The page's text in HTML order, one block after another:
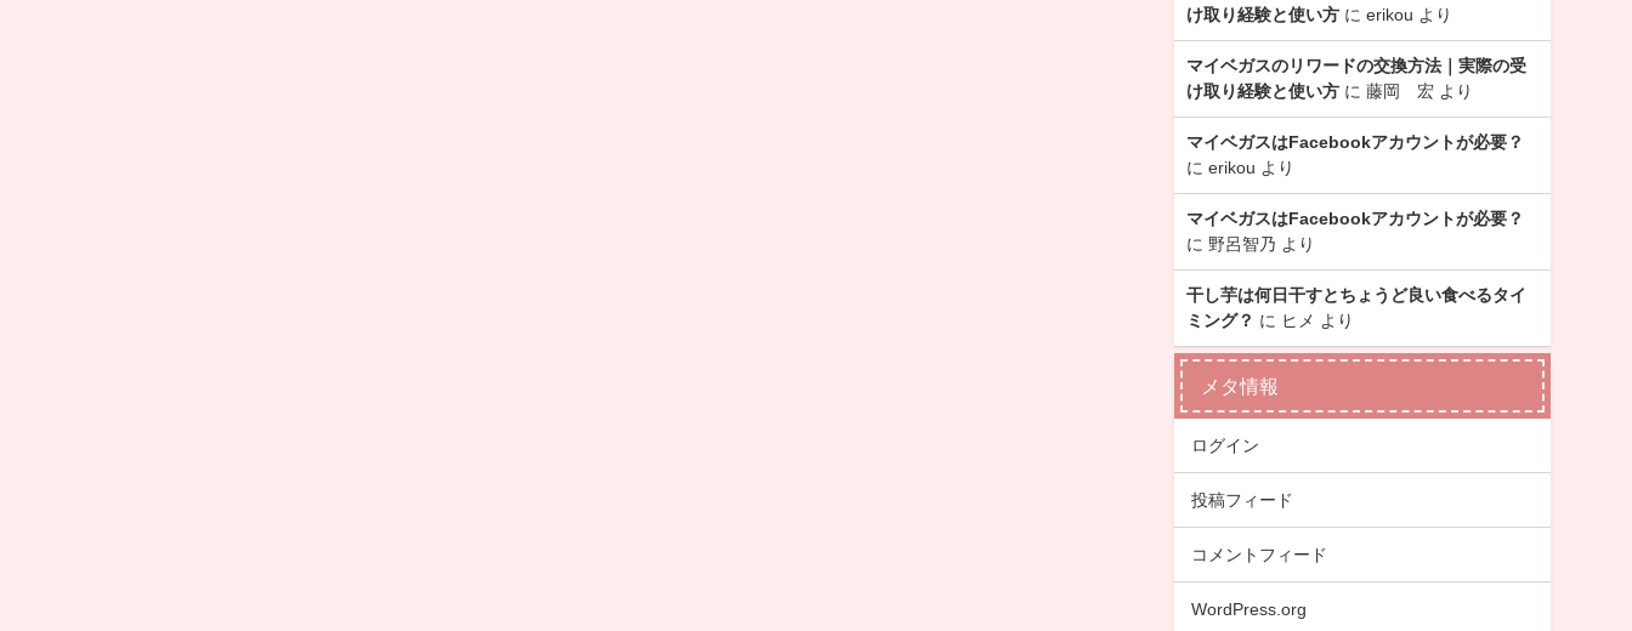
け取り経験と使い方に erikou より
マイベガスのリワードの交換方法｜実際の受
け取り経験と使い方に 藤岡 宏より
マイベガスはFacebookアカウントが必要？
に erikou より
マイベガスはFacebookアカウントが必要？
に 野呂智乃 より
干し芋は何日干すとちょうど良い食べるタイ
ミング？ に ヒメ より
メタ情報
ログイン
投稿フィード
コメントフィード
WordPress.org